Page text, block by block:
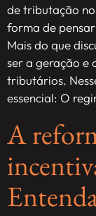
de tributação no
forma de
Mais do que
ser a geração e
tributários.
essencial: O
A